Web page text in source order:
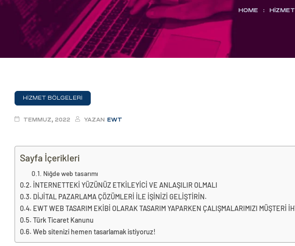
Aday
HOME :
HİZMET BÖLGELERİ
TEMMUZ, 2022 YAZAN EWT
Sayfa İçerikleri
Niğde web tasarımı
İNTERNETTEKİ YÜZÜNÜZ ETKİLEYİCİ VE ANLAŞILIR OLMALI
DİJİTAL PAZARLAMA ÇÖZÜMLERİ İLE İŞİNİZİ GELİŞTİRİN.
EWT WEB TASARIM EKİBİ OLARAK TASARIM YAPARKEN ÇALIŞMALARIMIZI MÜŞTERİ
Türk Ticaret Kanunu
Web sitenizi hemen tasarlamak istiyoruz!